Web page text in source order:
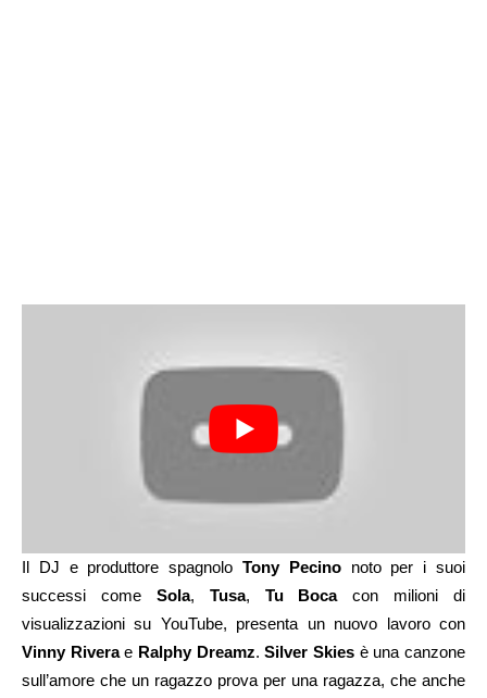
Il DJ e produttore spagnolo Tony Pecinonoto per i suoi
successi come Sola, Tusa, Tu Bocacon milioni di
visualizzazioni su YouTube, presenta un nuovo lavoro con
Vinny Riverae Ralphy Dreamz.Silver Skies è una canzone
sull’amore che un ragazzo prova per una ragazza, che anche